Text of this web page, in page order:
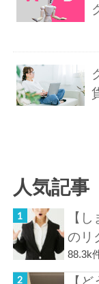
人気記事
【
のリ
88.3k